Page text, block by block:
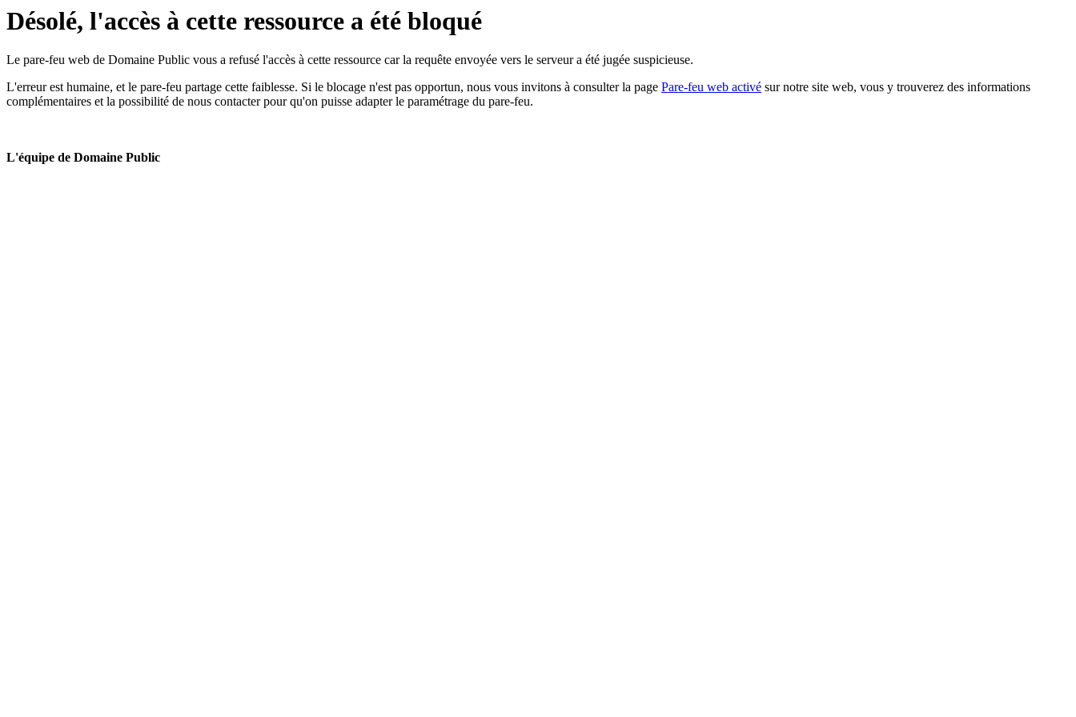
Désolé, l'accès à cette ressource a été bloqué
Le pare-feu web de Domaine Public vous a refusé l'accès à cette ressource car la requête envoyée vers le serveur a été jugée suspicieuse.
L'erreur est humaine, et le pare-feu partage cette faiblesse. Si le blocage n'est pas opportun, nous vous invitons à consulter la page Pare-feu web activé sur notre site web, vous y trouverez des informations
complémentaires et la possibilité de nous contacter pour qu'on puisse adapter le paramétrage du pare-feu.
L'équipe de Domaine Public